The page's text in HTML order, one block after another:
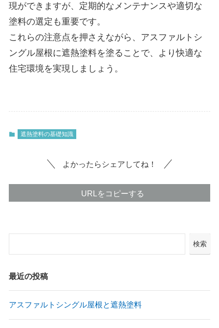
現ができますが、定期的なメンテナンスや適切な
塗料の選定も重要です。
これらの注意点を押さえながら、アスファルトシ
ングル屋根に遮熱塗料を塗ることで、より快適な
住宅環境を実現しましょう。
遮熱塗料の基礎知識
よかったらシェアしてね！
URLをコピーする
検索
最近の投稿
アスファルトシングル屋根と遮熱塗料